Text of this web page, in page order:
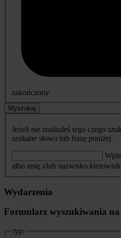
zakończony
Wyszukaj
Jeżeli nie znalazłeś tego czego
szukane słowo lub frazę poniżej
albo imię i/lub nazwisko
Wydarzenia
Formularz wyszukiwania na
typ: